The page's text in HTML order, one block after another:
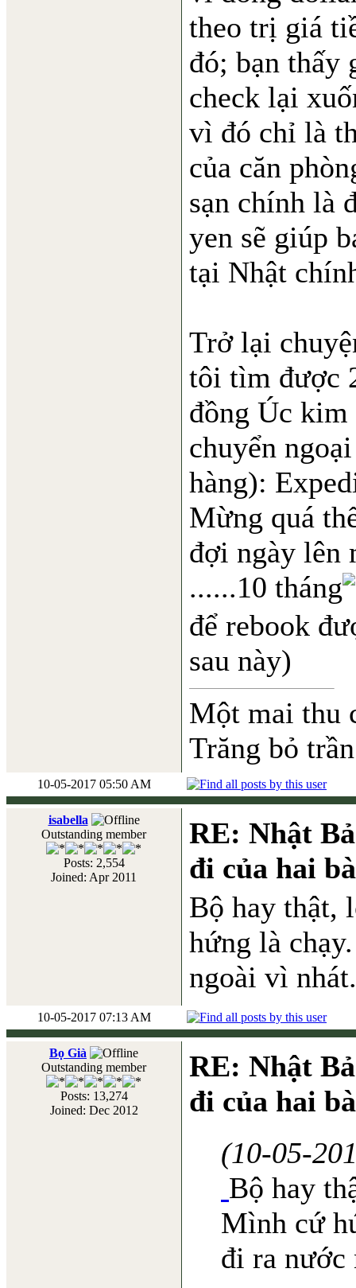
theo trị giá
đó; bạn thấy
check lại
vì đó chỉ là
của căn
sạn chính là
yen sẽ giúp
tại Nhật
Trở lại
tôi tìm được
đồng Úc
chuyển
hàng):
Mừng quá
đợi ngày lên
......10 tháng
để rebook
sau này)
Một mai thu
Trăng bỏ
10-05-2017 05:50 AM
isabella
Outstanding member
Posts: 2,554
Joined: Apr 2011
RE: Nhật
đi của hai
Bộ hay thật,
hứng là
ngoài vì nhát.
10-05-2017 07:13 AM
Bọ Già
Outstanding member
Posts: 13,274
Joined: Dec 2012
RE: Nhật
đi của hai
(10-05-
Bộ hay
Mình cứ
đi ra nước